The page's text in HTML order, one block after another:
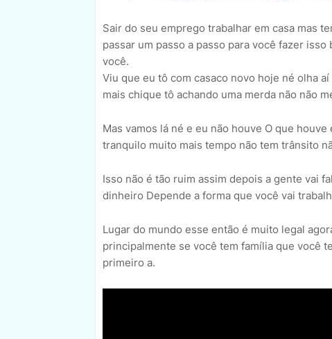
Sair do seu emprego trabalhar em casa mas
passar um passo a passo para você fazer
você.
Viu que eu tô com casaco novo hoje né olha
mais chique tô achando uma merda não não
Mas vamos lá né e eu não houve O que
tranquilo muito mais tempo não tem trânsito
Isso não é tão ruim assim depois a gente vai
dinheiro Depende a forma que você vai
Lugar do mundo esse então é muito legal
principalmente se você tem família que você
primeiro a.